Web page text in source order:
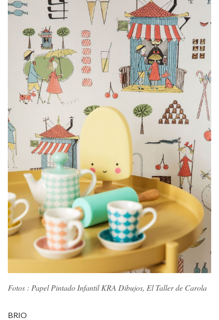
Fotos : Papel Pintado Infantil KRA Dibujos, El Taller de Carola
BRIO